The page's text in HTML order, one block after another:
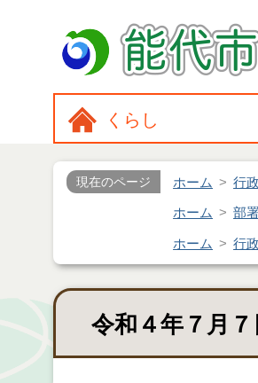
くらし
現在のページ ホーム 行
ホーム 部
ホーム 行
令和４年７月